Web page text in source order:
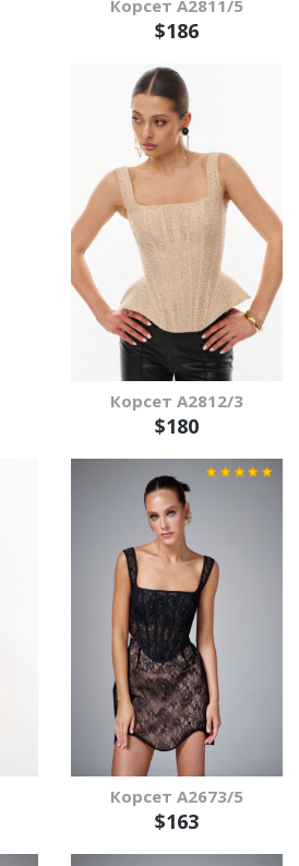
Корсет А2811/5
$186
Корсет А2812/3
$180
Корсет А2673/5
$163